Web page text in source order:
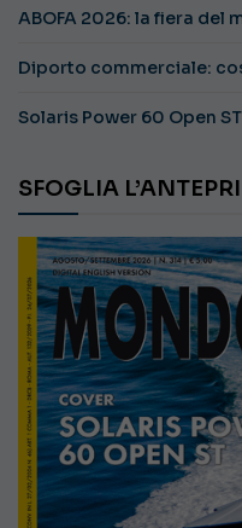
ABOFA 2026: la fiera del
Diporto commerciale:
Solaris Power 60 Open ST
SFOGLIA